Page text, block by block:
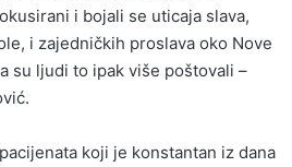
i bojali se uticaja slava,
i zajedničkih proslava oko Nove
su ljudi to ipak više poštovali –
koji je konstantan iz dana